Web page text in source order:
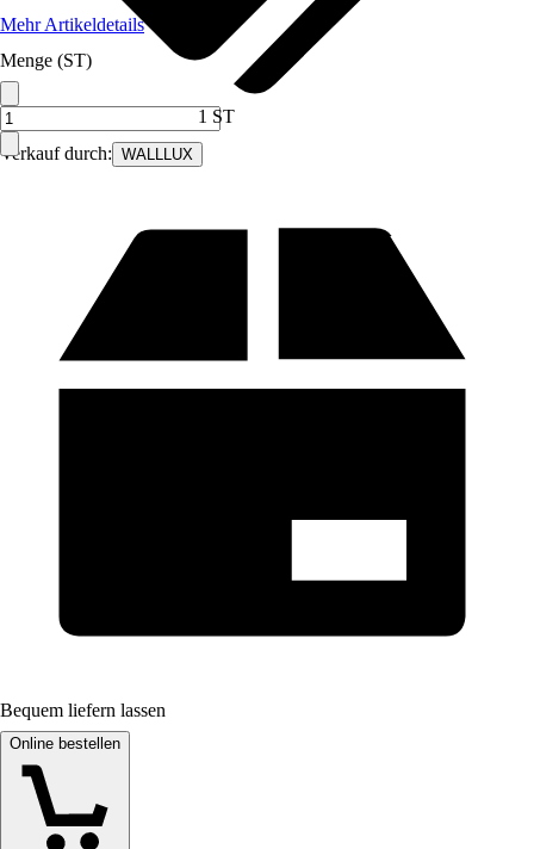
Verkauf durch: WALLLUX
Mehr Artikeldetails
Menge (ST)
1 ST
Bequem liefern lassen
Online bestellen